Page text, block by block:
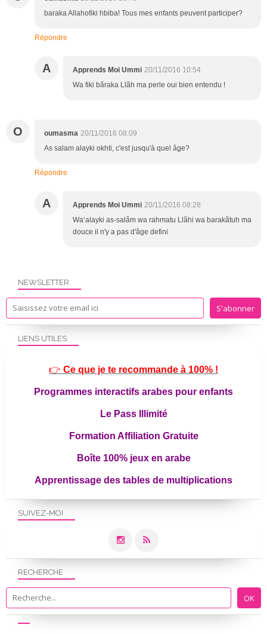
baraka Allahofiki hbiba! Tous mes enfants peuvent participer?
Répondre
A Apprends Moi Ummi 20/11/2016 10:54
Wa fiki bãraka Llãh ma perle oui bien entendu !
O oumasma 20/11/2016 08:09
As salam alayki okhti, c'est jusqu'à quel âge?
Répondre
A Apprends Moi Ummi 20/11/2016 08:28
Wa‘alayki as-salãm wa rahmatu Llãhi wa barakãtuh ma
douce il n'y a pas d'âge defini
NEWSLETTER
SUIVEZ-MOI
RECHERCHE
LIENS UTILES
👉 Ce que je te recommande à 100% !
Programmes interactifs arabes pour enfants
Le Pass Illimité
Formation Affiliation Gratuite
Boîte 100% jeux en arabe
Apprentissage des tables de multiplications